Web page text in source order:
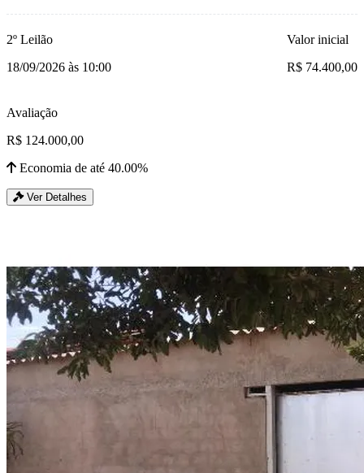
2º Leilão
18/09/2026 às 10:00
Valor inicial
R$ 74.400,00
Avaliação
R$ 124.000,00
Economia de até 40.00%
Ver Detalhes